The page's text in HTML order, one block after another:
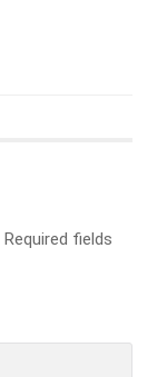
Required fields